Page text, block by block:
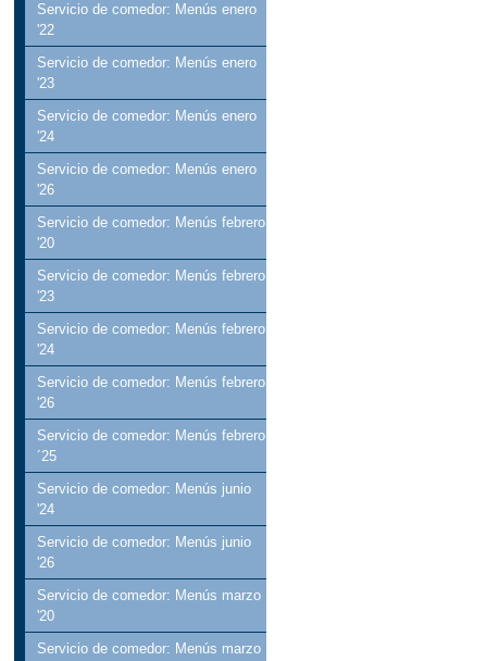
Servicio de comedor: Menús enero
'22
Servicio de comedor: Menús enero
'23
Servicio de comedor: Menús enero
'24
Servicio de comedor: Menús enero
'26
Servicio de comedor: Menús febrero
'20
Servicio de comedor: Menús febrero
'23
Servicio de comedor: Menús febrero
'24
Servicio de comedor: Menús febrero
'26
Servicio de comedor: Menús febrero
´25
Servicio de comedor: Menús junio
'24
Servicio de comedor: Menús junio
'26
Servicio de comedor: Menús marzo
'20
Servicio de comedor: Menús marzo